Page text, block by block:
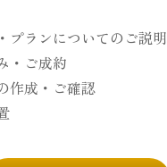
プランについてのご説明
・ご成約
作成・ご確認